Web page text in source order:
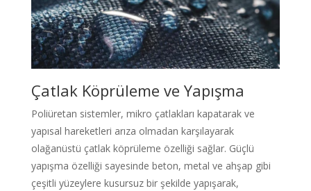
Çatlak Köprüleme ve Yapışma
Poliüretan sistemler, mikro çatlakları kapatarak ve
yapısal hareketleri arıza olmadan karşılayarak
olağanüstü çatlak köprüleme özelliği sağlar. Güçlü
yapışma özelliği sayesinde beton, metal ve ahşap gibi
çeşitli yüzeylere kusursuz bir şekilde yapışarak,